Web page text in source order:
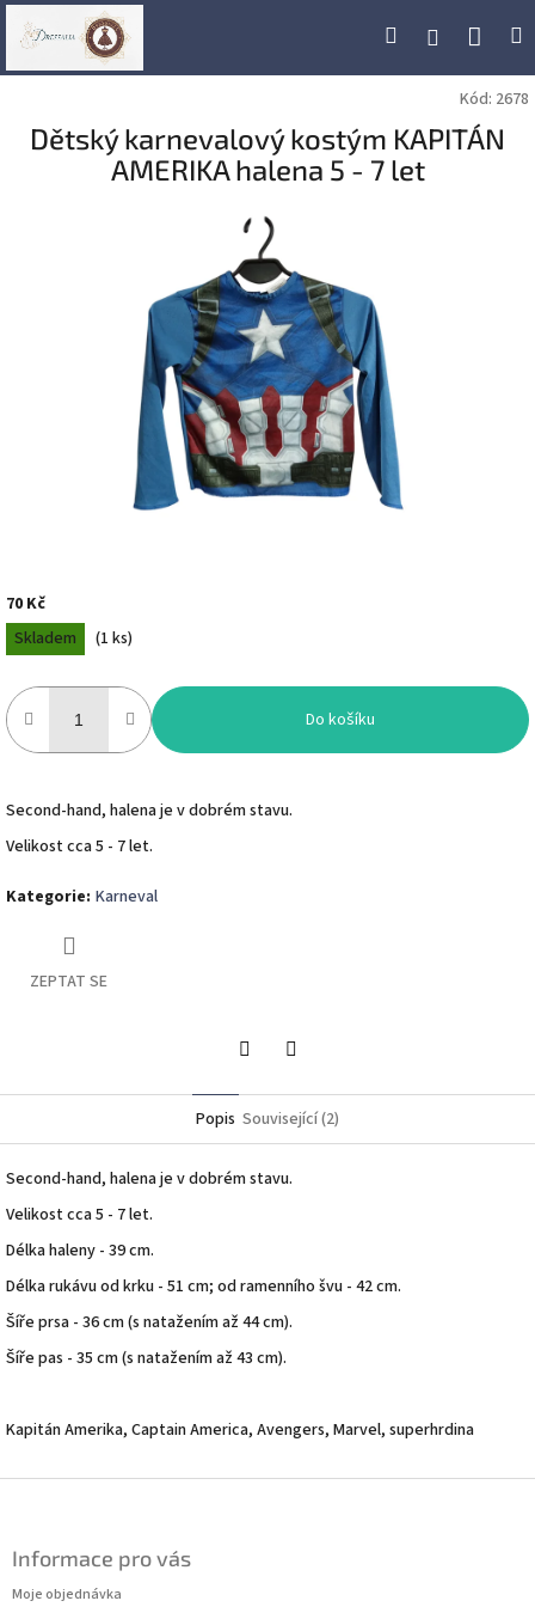
Přejít
Hledat Přihlášení
Kód: 2678
Dětský karnevalový kostým KAPITÁN
AMERIKA halena 5 - 7 let
70 Kč
Měrná
cena:
Skladem (1 ks)
Do košíku
Second-hand, halena je v dobrém stavu.
Velikost cca 5 - 7 let.
Kategorie: Karneval
ZEPTAT SE
Popis Související (2)
Second-hand, halena je v dobrém stavu.
Velikost cca 5 - 7 let.
Délka haleny - 39 cm.
Délka rukávu od krku - 51 cm; od ramenního švu - 42 cm.
Šíře prsa - 36 cm (s natažením až 44 cm).
Šíře pas - 35 cm (s natažením až 43 cm).
Kapitán Amerika, Captain America, Avengers, Marvel, superhrdina
Informace pro vás
Moje objednávka